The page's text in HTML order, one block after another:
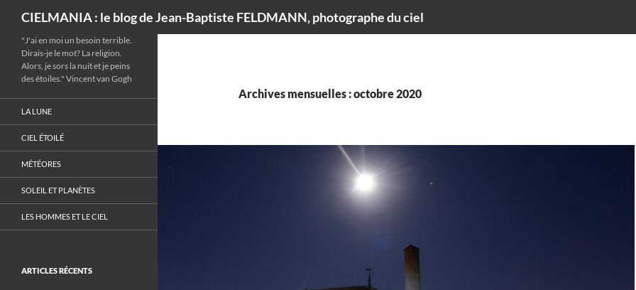
CIELMANIA : le blog de Jean-Baptiste FELDMANN, photographe du ciel
Archives mensuelles : octobre 2020
"J'ai en moi un besoin terrible.
Dirais-je le mot? La religion.
Alors, je sors la nuit et je peins
des étoiles." Vincent van Gogh
LA LUNE
CIEL ÉTOILÉ
MÉTÉORES
SOLEIL ET PLANÈTES
LES HOMMES ET LE CIEL
ARTICLES RÉCENTS